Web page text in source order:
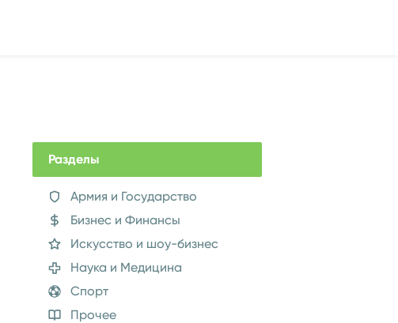
Разделы
Армия и Государство
Бизнес и Финансы
Искусство и шоу-бизнес
Наука и Медицина
Спорт
Прочее